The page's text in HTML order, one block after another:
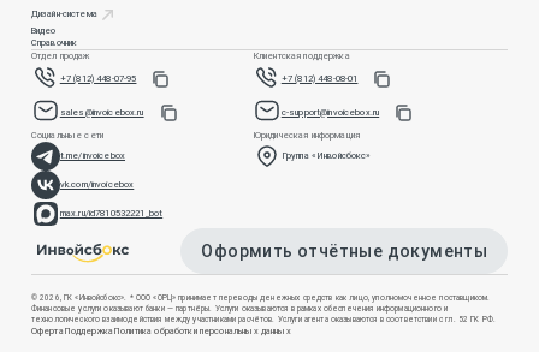
Дизайн-система
Видео
Справочник
Отдел продаж
+7 (812) 448-07-95
sales@invoicebox.ru
Клиентская поддержка
+7 (812) 448-08-01
c-support@invoicebox.ru
Социальные сети
t.me/invoicebox
vk.com/invoicebox
max.ru/id7810532221_bot
Юридическая информация
Группа «Инвойсбокс»
Оформить отчётные документы
© 2026, ГК «Инвойсбокс». * ООО «ОРЦ» принимает переводы денежных средств как лицо, уполномоченное поставщиком.
Финансовые услуги оказывают банки — партнёры. Услуги оказываются в рамках обеспечения информационного и
технологического взаимодействия между участниками расчётов. Услуги агента оказываются в соответствии с гл. 52 ГК РФ.
ОфертаПоддержкаПолитика обработки персональных данных